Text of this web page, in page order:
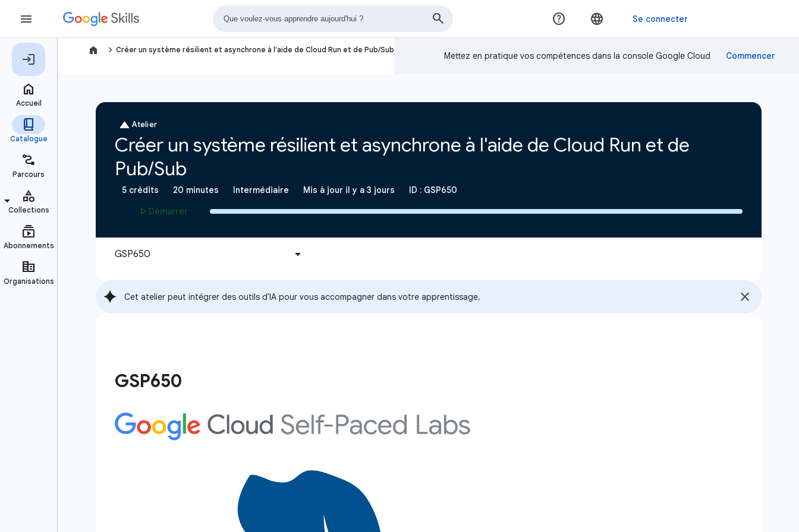
navigate_next Créer un système résilient et asynchrone à l'aide de Cloud Run et de Pub/Sub
Mettez en pratique vos compétences dans la console Google Cloud
Cet atelier peut intégrer des outils d'IA pour vous accompagner dans votre apprentissage.
GSP650